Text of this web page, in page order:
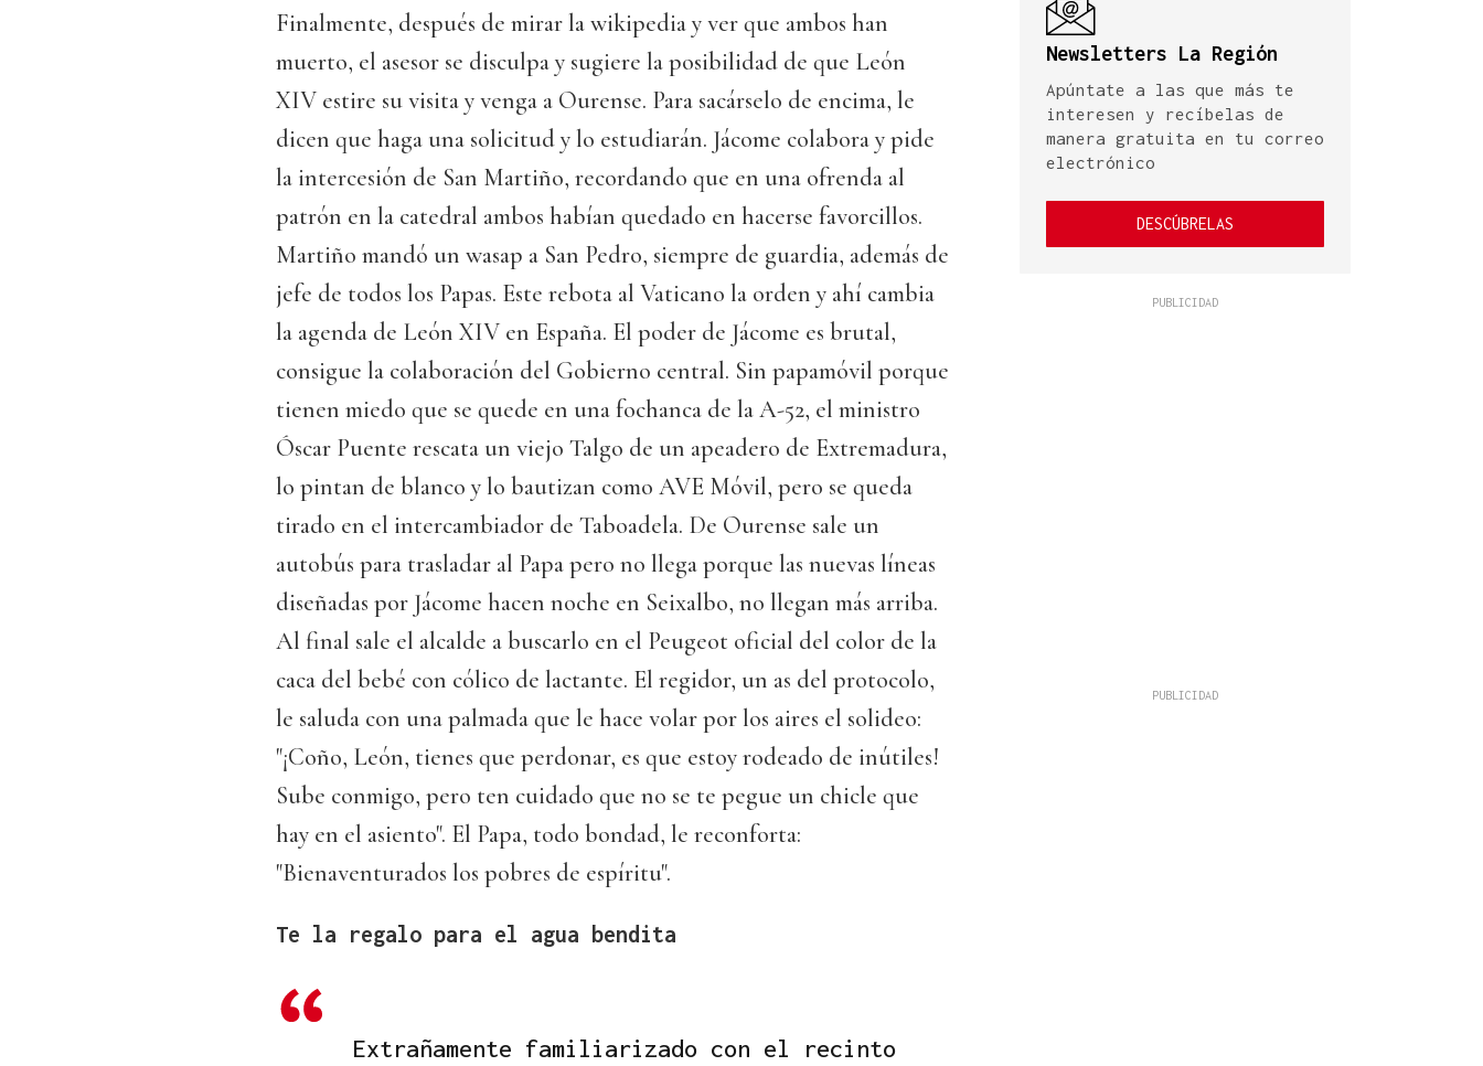
Finalmente, después de mirar la wikipedia y ver que ambos han
muerto, el asesor se disculpa y sugiere la posibilidad de que León
XIV estire su visita y venga a Ourense. Para sacárselo de encima, le
dicen que haga una solicitud y lo estudiarán. Jácome colabora y pide
la intercesión de San Martiño, recordando que en una ofrenda al
patrón en la catedral ambos habían quedado en hacerse favorcillos.
Martiño mandó un wasap a San Pedro, siempre de guardia, además de
jefe de todos los Papas. Este rebota al Vaticano la orden y ahí cambia
la agenda de León XIV en España. El poder de Jácome es brutal,
consigue la colaboración del Gobierno central. Sin papamóvil porque
tienen miedo que se quede en una fochanca de la A-52, el ministro
Óscar Puente rescata un viejo Talgo de un apeadero de Extremadura,
lo pintan de blanco y lo bautizan como AVE Móvil, pero se queda
tirado en el intercambiador de Taboadela. De Ourense sale un
autobús para trasladar al Papa pero no llega porque las nuevas líneas
diseñadas por Jácome hacen noche en Seixalbo, no llegan más arriba.
Al final sale el alcalde a buscarlo en el Peugeot oficial del color de la
caca del bebé con cólico de lactante. El regidor, un as del protocolo,
le saluda con una palmada que le hace volar por los aires el solideo:
"¡Coño, León, tienes que perdonar, es que estoy rodeado de inútiles!
Sube conmigo, pero ten cuidado que no se te pegue un chicle que
hay en el asiento". El Papa, todo bondad, le reconforta:
"Bienaventurados los pobres de espíritu".
Te la regalo para el agua bendita
Extrañamente familiarizado con el recinto
Newsletters La Región
Apúntate a las que más te
interesen y recíbelas de
manera gratuita en tu correo
electrónico
DESCÚBRELAS